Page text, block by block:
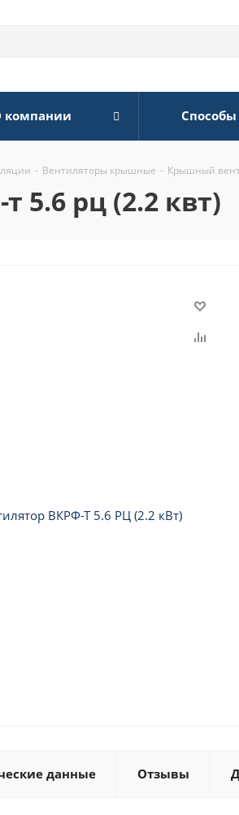
компании
- Вентиляторы крышные - Крышный
5.6 рц (2.2 квт)
данные Отзывы